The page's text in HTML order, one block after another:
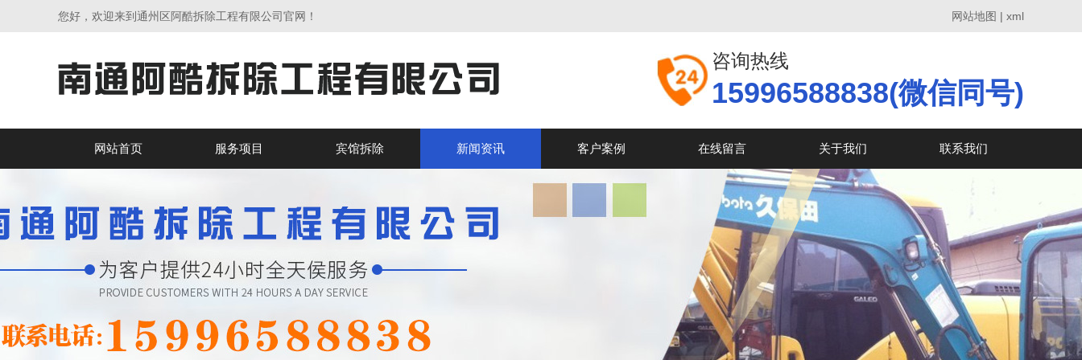
您好，欢迎来到通州区阿酷拆除工程有限公司官网！ 网站地图 | xml
咨询热线
15996588838(微信同号)
网站首页 服务项目 宾馆拆除 新闻资讯 客户案例 在线留言 关于我们 联系我们